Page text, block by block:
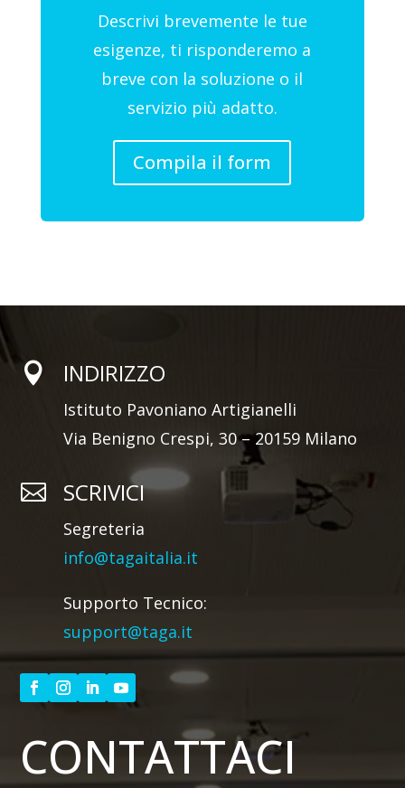
Descrivi brevemente le tue
esigenze, ti risponderemo a
breve con la soluzione o il
servizio più adatto.
Compila il form
 INDIRIZZO
Istituto Pavoniano Artigianelli
Via Benigno Crespi, 30 – 20159 Milano
 SCRIVICI
Segreteria
info@tagaitalia.it
Supporto Tecnico:
support@taga.it
CONTATTACI